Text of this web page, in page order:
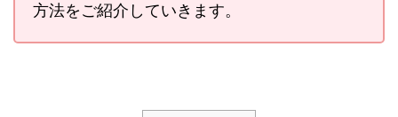
方法をご紹介していきます。